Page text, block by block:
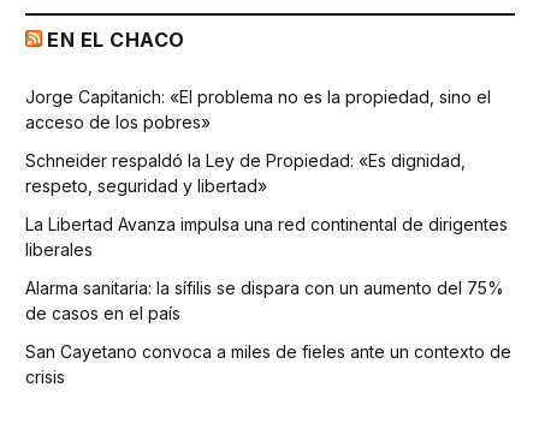
EN EL CHACO
Jorge Capitanich: «El problema no es la propiedad, sino el
acceso de los pobres»
Schneider respaldó la Ley de Propiedad: «Es dignidad,
respeto, seguridad y libertad»
La Libertad Avanza impulsa una red continental de dirigentes
liberales
Alarma sanitaria: la sífilis se dispara con un aumento del 75%
de casos en el país
San Cayetano convoca a miles de fieles ante un contexto de
crisis